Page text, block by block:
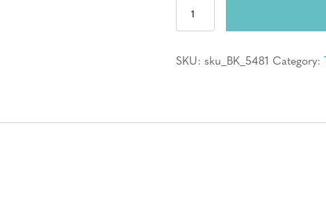
Ticket:
quantity
SKU: sku_BK_5481 Category: